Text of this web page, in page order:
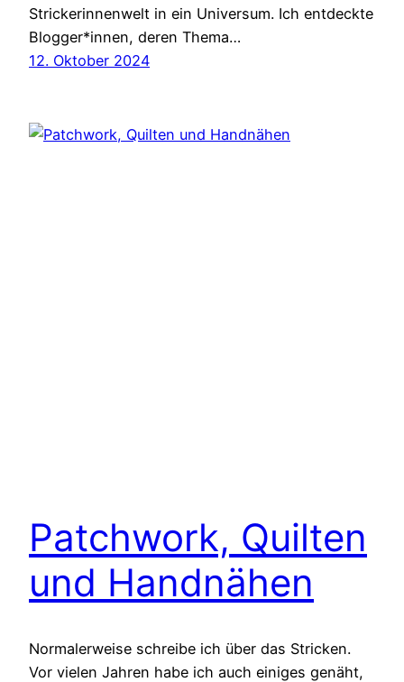
Strickerinnenwelt in ein Universum. Ich entdeckte
Blogger*innen, deren Thema…
12. Oktober 2024
Patchwork, Quilten
und Handnähen
Normalerweise schreibe ich über das Stricken.
Vor vielen Jahren habe ich auch einiges genäht,